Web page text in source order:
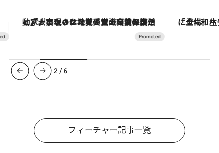
「土佐和ハーブかき氷」がOMO7高知に登場！生姜、山椒、大葉など目にも舌にも涼を呼ぶ郷土の味 ヴァシュロン・コンスタンタ
3 /6
フィーチャー記事一覧